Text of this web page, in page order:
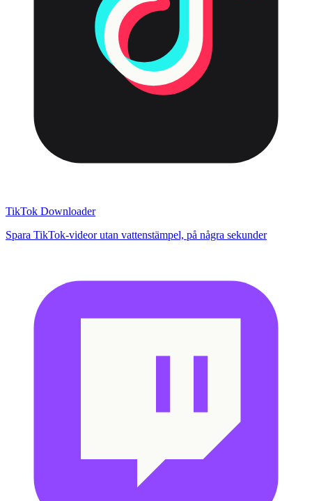
TikTok Downloader
Spara TikTok-videor utan vattenstämpel, på några sekunder